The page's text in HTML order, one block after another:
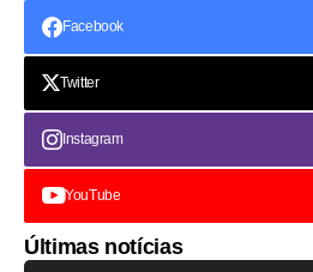
Facebook
Twitter
Instagram
YouTube
Últimas notícias